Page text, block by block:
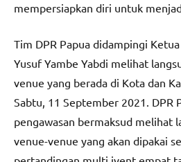
mempersiapkan diri untuk
Tim DPR Papua didampingi
Yusuf Yambe Yabdi melihat
venue yang berada di Kota dan
Sabtu, 11 September 2021. DPR
pengawasan bermaksud melihat
venue-venue yang akan dipakai